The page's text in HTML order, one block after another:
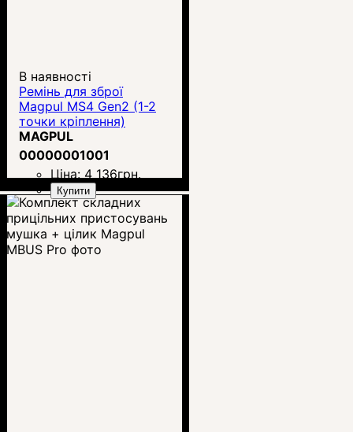
В наявності
Ремінь для зброї
Magpul MS4 Gen2 (1-2
точки кріплення)
MAGPUL
00000001001
Ціна: 4 136грн.
Купити